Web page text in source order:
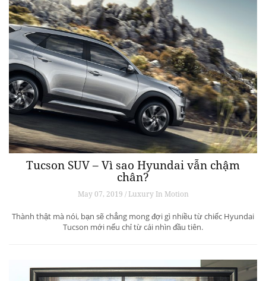
Tucson SUV – Vì sao Hyundai vẫn chậm
chân?
May 07, 2019 / Luxury In Motion
Thành thật mà nói, bạn sẽ chẳng mong đợi gì nhiều từ chiếc Hyundai
Tucson mới nếu chỉ từ cái nhìn đầu tiên.